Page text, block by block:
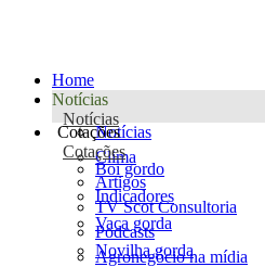
Home
Notícias
Notícias
Notícias
Clima
Artigos
TV Scot Consultoria
Podcasts
Agronegócio na mídia
Cotações
Cotações
Boi gordo
Indicadores
Vaca gorda
Novilha gorda